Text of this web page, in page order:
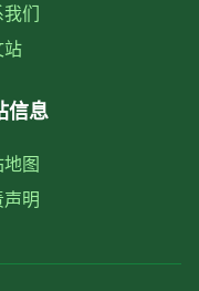
们
站
信息
图
明